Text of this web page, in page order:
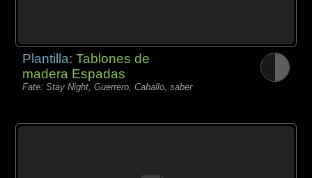
Plantilla:Tablones de
madera Espadas
Fate: Stay Night, Guerrero, Caballo, saber